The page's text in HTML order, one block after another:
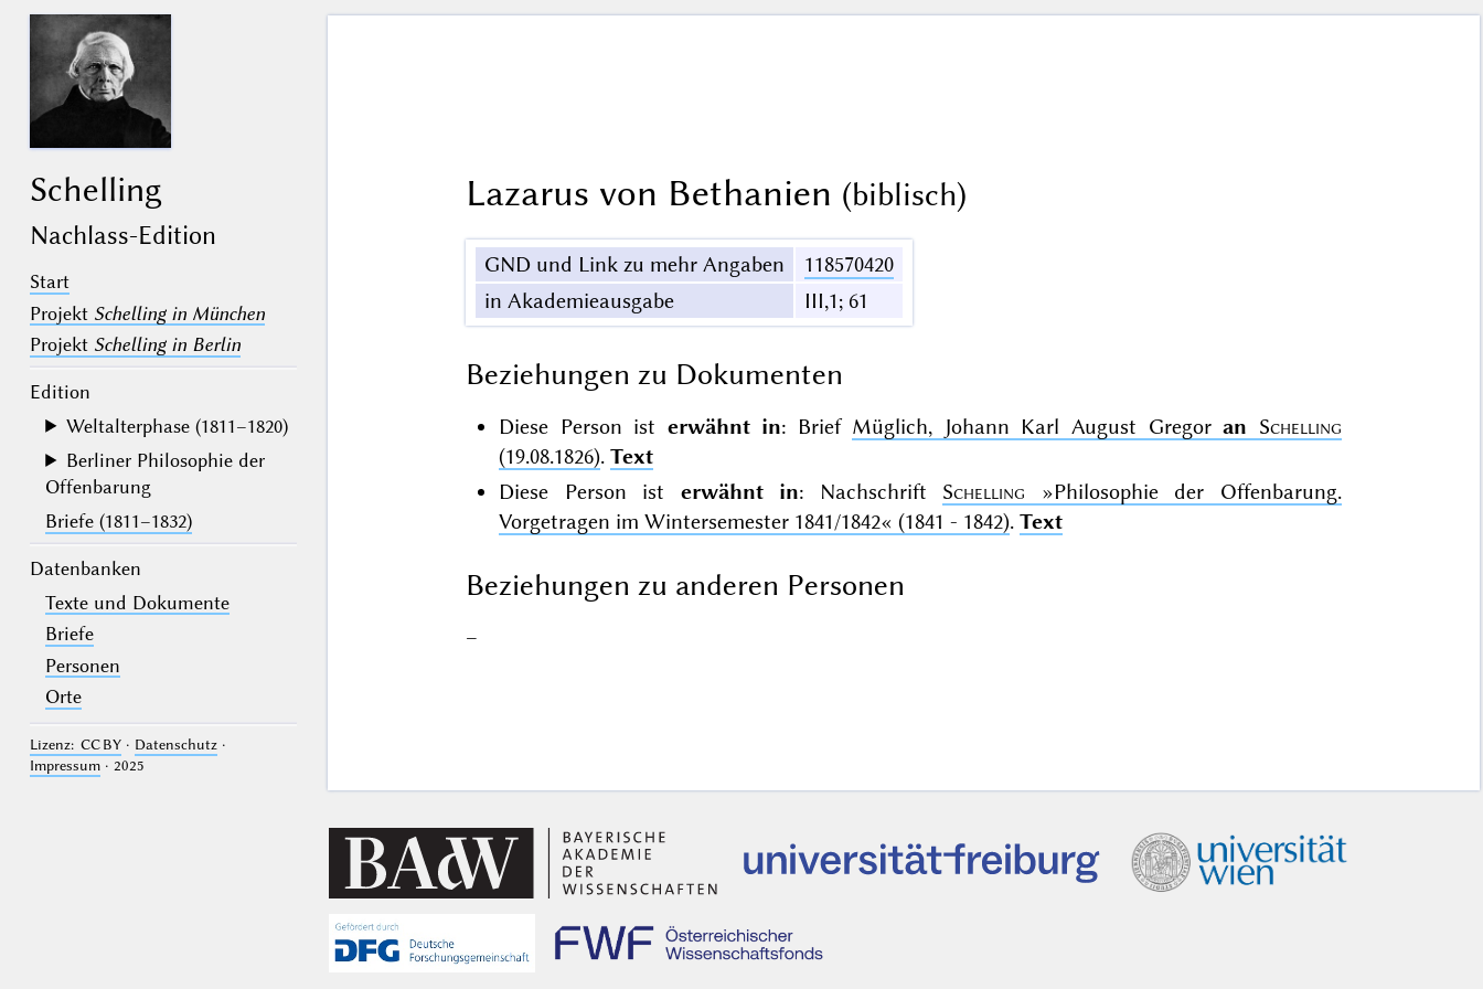
Schelling
Nachlass-Edition
Start
Projekt Schelling in München
Projekt Schelling in Berlin
Edition
Weltalterphase (1811–1820)
Berliner Philosophie der
Offenbarung
Briefe (1811–1832)
Datenbanken
Texte und Dokumente
Briefe
Personen
Orte
Lizenz: CC BY· Datenschutz·
Impressum· 2025
Lazarus von Bethanien (biblisch)
GND und Link zu mehr Angaben
118570420
in Akademieausgabe
III,1; 61
Beziehungen zu Dokumenten
Diese Person ist erwähnt in: Brief Müglich, Johann Karl August Gregoran Schelling
(19.08.1826). Text
Diese Person ist erwähnt in: Nachschrift Schelling
»Philosophie der Offenbarung.
Vorgetragen im Wintersemester 1841/1842« (1841 - 1842). Text
Beziehungen zu anderen Personen
–